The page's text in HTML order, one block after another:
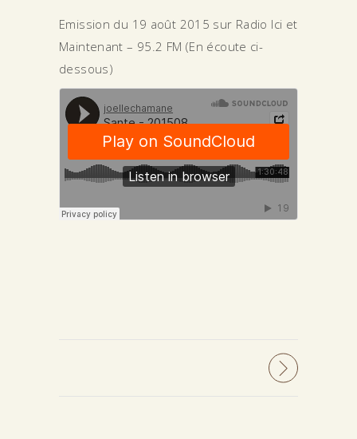
Emission du 19 août 2015 sur Radio Ici et
Maintenant – 95.2 FM (En écoute ci-
dessous)